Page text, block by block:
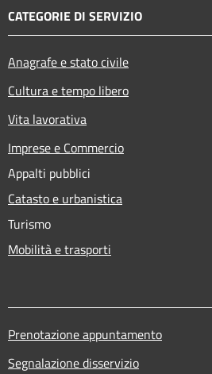
CATEGORIE DI SERVIZIO
Anagrafe e stato civile
Cultura e tempo libero
Vita lavorativa
Imprese e Commercio
Appalti pubblici
Catasto e urbanistica
Turismo
Mobilità e trasporti
Prenotazione appuntamento
Segnalazione disservizio